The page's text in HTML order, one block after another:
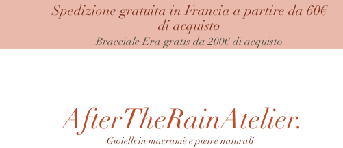
Spedizione gratuita in Francia a partire da 60€
di acquisto
Bracciale Era gratis da 200€ di acquisto
AfterTheRainAtelier.
Gioielli in macramè e pietre naturali